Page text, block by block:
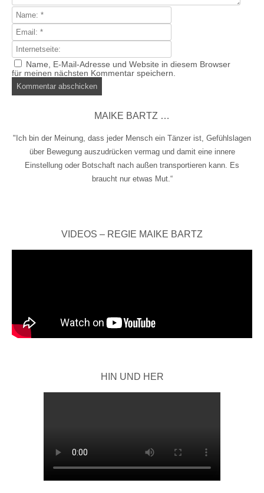
Name, E-Mail-Adresse und Website in diesem Browser
für meinen nächsten Kommentar speichern.
MAIKE BARTZ …
"Ich bin der Meinung, dass jeder Mensch ein Tänzer ist, Gefühlslagen
über Bewegung auszudrücken vermag und damit eine innere
Einstellung oder Botschaft nach außen transportieren kann. Es
braucht nur etwas Mut.“
VIDEOS – REGIE MAIKE BARTZ
HIN UND HER